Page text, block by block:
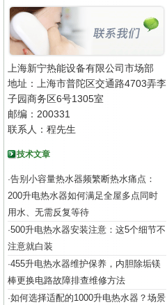
上海新宁热能设备有限公司市场部
地址：上海市普陀区交通路4703弄李
子园商务区6号1305室
邮编：200331
联系人：程先生
技术文章
·告别小容量热水器频繁断热水痛点：
200升电热水器如何满足全屋多点同时
用水、无需反复等待
·500升电热水器安装注意：这5个细节不
注意就白装
·455升电热水器维护保养，内胆除垢镁
棒更换电路故障排查维修方法
·如何选择适配的1000升电热水器？场景